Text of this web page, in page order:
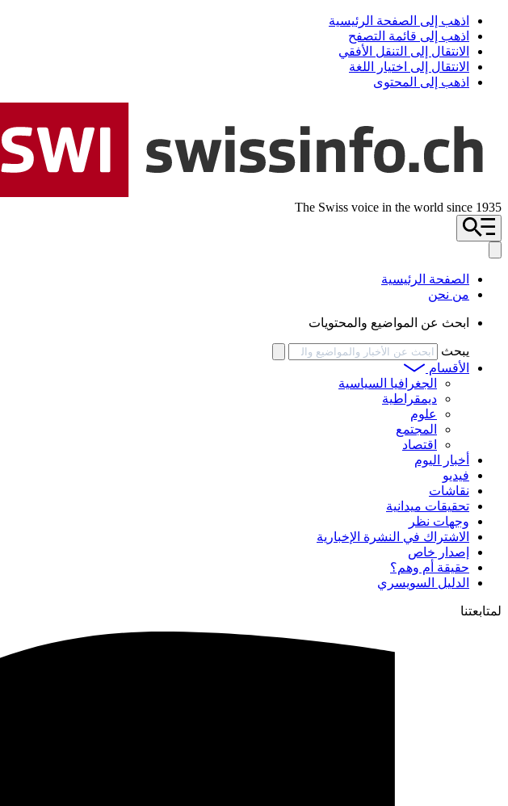
اذهب إلى الصفحة الرئيسية
اذهب إلى قائمة التصفح
الانتقال إلى التنقل الأفقي
الانتقال إلى اختيار اللغة
اذهب إلى المحتوى
The Swiss voice in the world since 1935
الصفحة الرئيسية
من نحن
ابحث عن المواضيع والمحتويات
يبحث
الأقسام
الجغرافيا السياسية
ديمقراطية
علوم
المجتمع
اقتصاد
أخبار اليوم
فيديو
نقاشات
تحقيقات ميدانية
وجهات نظر
الاشتراك في النشرة الإخبارية
إصدار خاص
حقيقة أم وهم؟
الدليل السويسري
لمتابعتنا